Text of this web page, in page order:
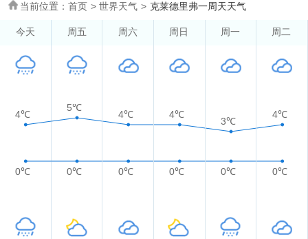
当前位置： 首页 > 世界天气 > 克莱德里弗一周天天气
今天 周五 周六 周日 周一 周二
4℃
5℃
4℃ 4℃
3℃
4℃
0℃ 0℃ 0℃ 0℃ 0℃ 0℃